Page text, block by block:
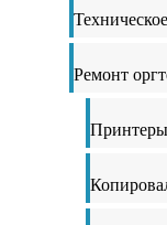
Ремонт
Принтеры